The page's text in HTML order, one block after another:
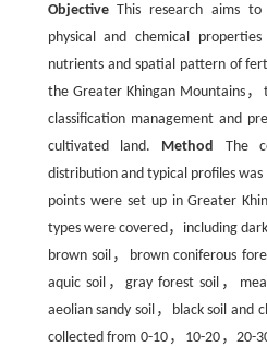
ObjectiveThis research aims to
physical and chemical
nutrients and spatial pattern of
the Greater Khingan Mountains
classification management and
cultivated land.
Method
The
distribution and typical profiles
points were set up in Greater
types were covered，including
brown soil，brown coniferous
aquic soil，gray forest soil，
aeolian sandy soil，black soil and
collected from 0-10，10-20，20-